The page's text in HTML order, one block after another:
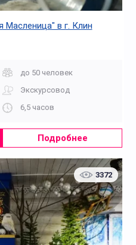
Масленица" в г. Клин
до 50 человек
Экскурсовод
6,5 часов
Подробнее
3372